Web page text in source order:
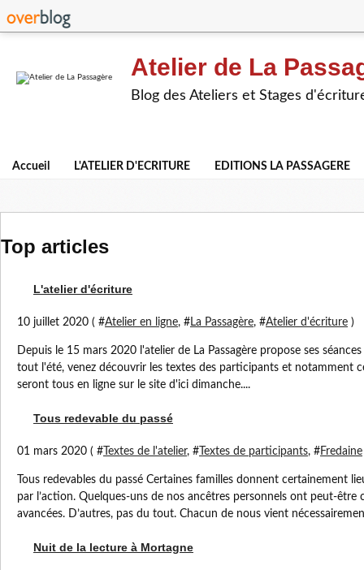
Atelier de La
Blog des Ateliers et Stages
Accueil L'ATELIER D'ECRITURE EDITIONS LA PASSAGERE
Top articles
L'atelier d'écriture
10 juillet 2020 ( #Atelier en ligne, #La Passagère, #Atelier d'écriture )
Depuis le 15 mars 2020 l'atelier de La Passagère propose ses
tout l'été, venez découvrir les textes des participants et notamment
seront tous en ligne sur le site d'ici dimanche....
Tous redevable du passé
01 mars 2020 ( # Textes de l'atelier, # Textes de participants, #Fredaine
Tous redevables du passé Certaines familles donnent certainement
par l’action. Quelques-uns de nos ancêtres personnels ont peut-être
avancées. D’autres, pas du tout. Chacun de nous vient
Nuit de la lecture à Mortagne